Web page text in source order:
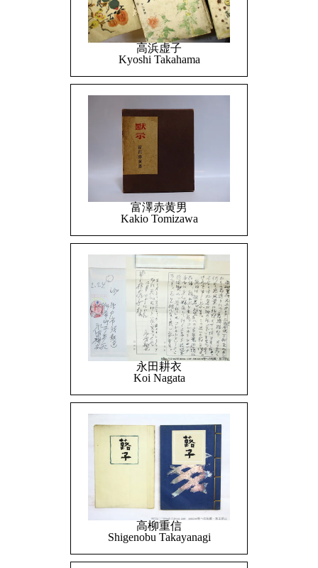
高浜虚子
Kyoshi Takahama
富澤赤黄男
Kakio Tomizawa
永田耕衣
Koi Nagata
高柳重信
Shigenobu Takayanagi